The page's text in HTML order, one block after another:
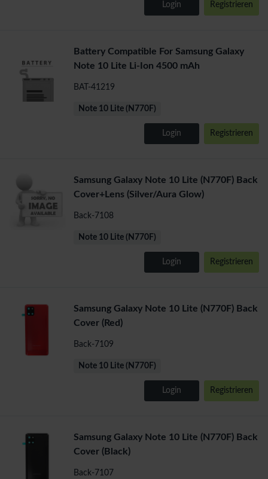
Login Registrieren
Battery Compatible For Samsung Galaxy
Note 10 Lite Li-Ion 4500 mAh
BAT-41219
Note 10 Lite (N770F)
Login Registrieren
Samsung Galaxy Note 10 Lite (N770F) Back
Cover+Lens (Silver/Aura Glow)
Back-7108
Note 10 Lite (N770F)
Login Registrieren
Samsung Galaxy Note 10 Lite (N770F) Back
Cover (Red)
Back-7109
Note 10 Lite (N770F)
Login Registrieren
Samsung Galaxy Note 10 Lite (N770F) Back
Cover (Black)
Back-7107